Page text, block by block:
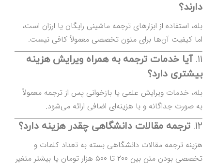
دارند؟
بله، استفاده از ابزارهای ترجمه ماشینی رایگان یا ارزان است،
اما کیفیت آن‌ها برای متون تخصصی معمولاً کافی نیست.
۱۱. آیا خدمات ترجمه به همراه ویرایش هزینه
بیشتری دارد؟
بله، خدمات ویرایش علمی یا بازخوانی پس از ترجمه معمولاً
به صورت جداگانه و با هزینه‌ای اضافی ارائه می‌شود.
۱۲. ترجمه مقالات دانشگاهی چقدر هزینه دارد؟
هزینه ترجمه مقالات دانشگاهی بسته به تعداد کلمات و
تخصصی بودن متن بین ۲۰۰ تا ۵۰۰ هزار تومان یا بیشتر متغیر